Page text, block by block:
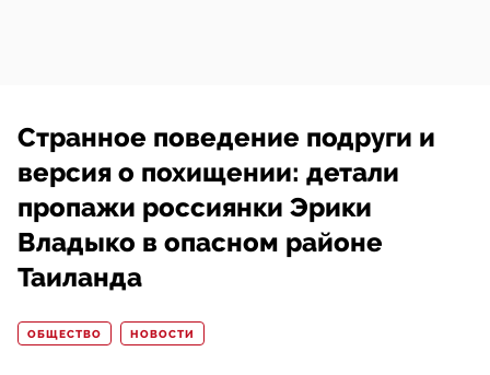
Странное поведение подруги и
версия о похищении: детали
пропажи россиянки Эрики
Владыко в опасном районе
Таиланда
ОБЩЕСТВО НОВОСТИ